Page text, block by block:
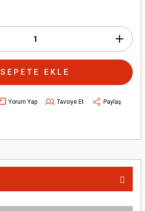
SEPETE EKLE
Yorum Yap Tavsiye Et
Paylaş